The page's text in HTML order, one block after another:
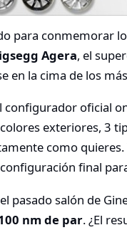
para conmemorar
Agera, el
en la cima de los
configurador oficial
exteriores, 3
como
final
pasado salón de
nm de par. ¿El